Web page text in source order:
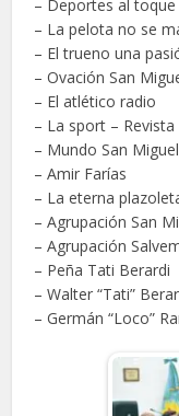
– Deportes al toque
– La pelota no se
– El trueno una
– Ovación San
– El atlético radio
– La sport –
– Mundo San Miguel
– Amir Farías
– La eterna
– Agrupación San
– Agrupación
– Peña Tati Berardi
– Walter “Tati”
– Germán “Loco”